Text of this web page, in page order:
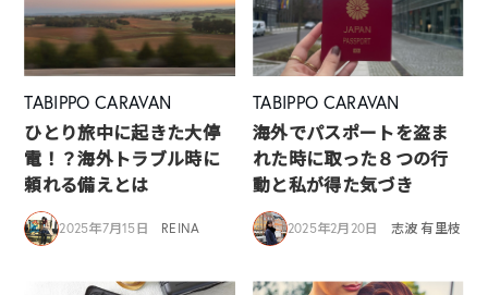
TABIPPO CARAVAN
ひとり旅中に起きた大停
電！？海外トラブル時に
頼れる備えとは
2025年7月15日 REINA
TABIPPO CARAVAN
海外でパスポートを盗ま
れた時に取った８つの行
動と私が得た気づき
2025年2月20日 志波 有里枝